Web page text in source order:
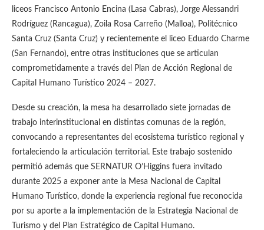
liceos Francisco Antonio Encina (Lasa Cabras), Jorge Alessandri
Rodríguez (Rancagua), Zoila Rosa Carreño (Malloa), Politécnico
Santa Cruz (Santa Cruz) y recientemente el liceo Eduardo Charme
(San Fernando), entre otras instituciones que se articulan
comprometidamente a través del Plan de Acción Regional de
Capital Humano Turístico 2024 – 2027.
Desde su creación, la mesa ha desarrollado siete jornadas de
trabajo interinstitucional en distintas comunas de la región,
convocando a representantes del ecosistema turístico regional y
fortaleciendo la articulación territorial. Este trabajo sostenido
permitió además que SERNATUR O’Higgins fuera invitado
durante 2025 a exponer ante la Mesa Nacional de Capital
Humano Turístico, donde la experiencia regional fue reconocida
por su aporte a la implementación de la Estrategia Nacional de
Turismo y del Plan Estratégico de Capital Humano.